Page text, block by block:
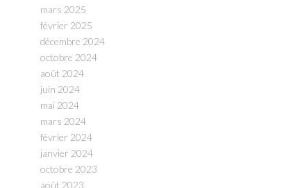
mars 2025
février 2025
décembre 2024
octobre 2024
août 2024
juin 2024
mai 2024
mars 2024
février 2024
janvier 2024
octobre 2023
août 2023